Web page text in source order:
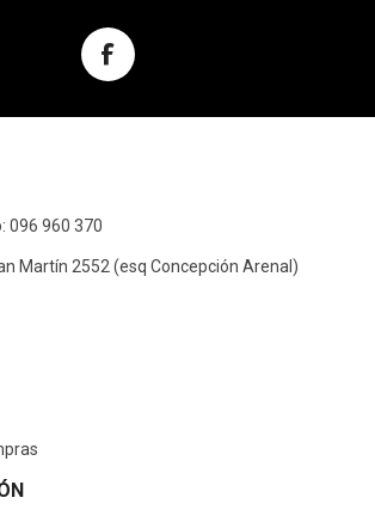
096 960 370
Martín 2552 (esq Concepción Arenal)